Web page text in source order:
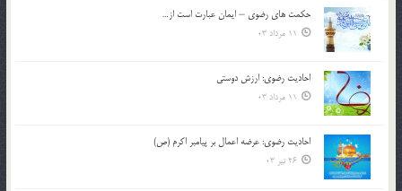
حکمت های رضوی – ایمان عبارت است از…
11 مرداد 03
احادیث رضوی: ارزش دوستی
11 مرداد 03
احادیث رضوی: عرضه اعمال بر پیامبر اکرم (ص)
26 تیر 03